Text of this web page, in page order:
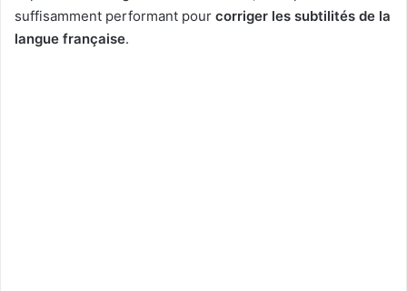
suffisamment performant pour corriger les subtilités de la
langue française.